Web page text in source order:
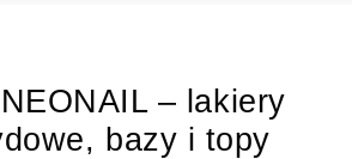
– lakiery
bazy i topy